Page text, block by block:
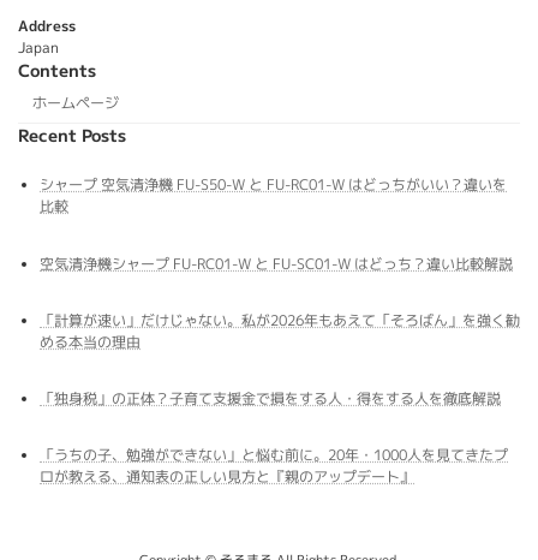
Address
Japan
Contents
ホームページ
Recent Posts
シャープ 空気清浄機 FU-S50-W と FU-RC01-W はどっちがいい？違いを
比較
空気清浄機シャープ FU-RC01-W と FU-SC01-W はどっち？違い比較解説
「計算が速い」だけじゃない。私が2026年もあえて「そろばん」を強く勧
める本当の理由
「独身税」の正体？子育て支援金で損をする人・得をする人を徹底解説
「うちの子、勉強ができない」と悩む前に。20年・1000人を見てきたプ
ロが教える、通知表の正しい見方と『親のアップデート』